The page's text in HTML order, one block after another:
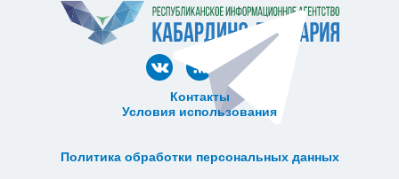
Контакты
Условия использования
Политика обработки персональных данных